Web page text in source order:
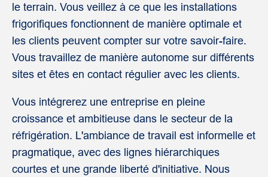
le terrain. Vous veillez à ce que les installations
frigorifiques fonctionnent de manière optimale et
les clients peuvent compter sur votre savoir-faire.
Vous travaillez de manière autonome sur différents
sites et êtes en contact régulier avec les clients.
Vous intégrerez une entreprise en pleine
croissance et ambitieuse dans le secteur de la
réfrigération. L'ambiance de travail est informelle et
pragmatique, avec des lignes hiérarchiques
courtes et une grande liberté d'initiative. Nous